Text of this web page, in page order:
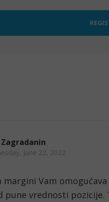
June 22, 2022
margini Vam
pune vrednosti pozicije.